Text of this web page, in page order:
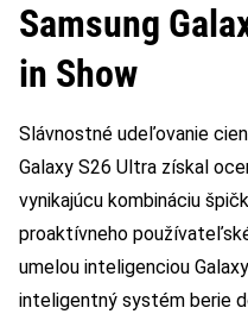
Samsung
in Show
Slávnostné udeľovanie
Galaxy S26 Ultra získal
vynikajúcu kombináciu
proaktívneho
umelou inteligenciou
inteligentný systém berie